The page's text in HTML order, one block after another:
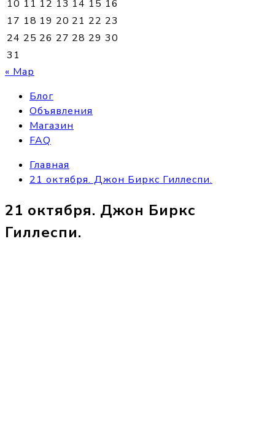
10 11 12 13 14 15 16
17 18 19 20 21 22 23
24 25 26 27 28 29 30
31
« Мар
Блог
Объявления
Магазин
FAQ
Главная
21 октября. Джон Биркс Гиллеспи.
21 октября. Джон Биркс
Гиллеспи.